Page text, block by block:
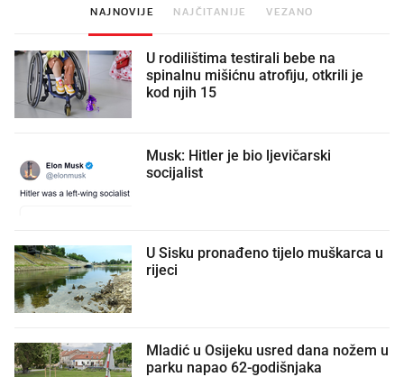
NAJNOVIJE NAJČITANIJE VEZANO
U rodilištima testirali bebe na
spinalnu mišićnu atrofiju, otkrili je
kod njih 15
Musk: Hitler je bio ljevičarski
socijalist
U Sisku pronađeno tijelo muškarca u
rijeci
Mladić u Osijeku usred dana nožem u
parku napao 62-godišnjaka